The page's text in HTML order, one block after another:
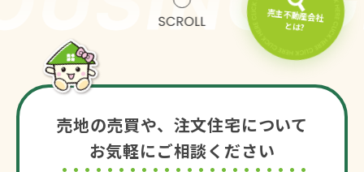
売主不動産会社
とは?
売地の売買や、注文住宅について
お気軽にご相談ください